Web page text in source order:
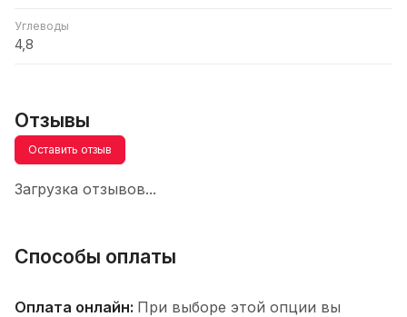
Углеводы
4,8
Отзывы
Оставить отзыв
Загрузка отзывов...
Способы оплаты
Оплата онлайн: При выборе этой опции вы